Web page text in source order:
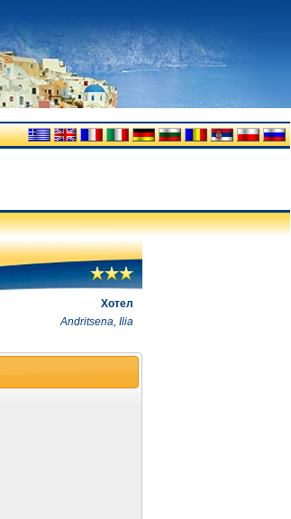
Хотел
Andritsena, Ilia